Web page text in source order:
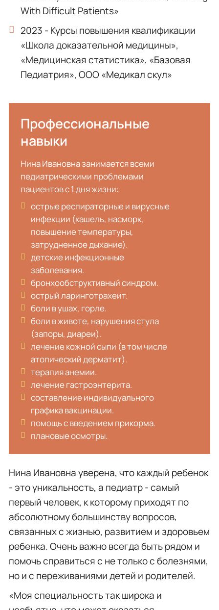
With Difficult Patients»
2023 - Курсы повышения квалификации
«Школа доказательной медицины»,
«Медицинская статистика», «Базовая
Педиатрия», ООО «Медикал скул»
Профессиональные
навыки
Нина Ивановна занимается всеми
педиатрическими проблемами
пациентов с 1 дня жизни:
острые респираторные и вирусные
инфекции (кашель, насморк,
повышение температуры,
затрудненное дыхание).
детские инфекционные
заболевания.
бронхообструктивный синдром.
острый ларинготрахеит.
боли в ушах, горле.
боли в животе, нарушения стула
(запоры, диареи).
лечение кожной сыпи (в том числе
атопический дерматит).
терапия анемии.
лечение гастроэнтерита.
составление индивидуального
графика вакцинации.
помощь с введением прикорма.
плановые осмотры.
Нина Ивановна уверена, что каждый ребенок
- это уникальность, а педиатр - самый
первый человек, к которому приходят по
абсолютному большинству вопросов,
связанных с жизнью, развитием и здоровьем
ребенка. Очень важно всегда быть рядом и
помочь справиться с не только с болезнями,
но и с переживаниями детей и родителей.
«Моя специальность так широка и